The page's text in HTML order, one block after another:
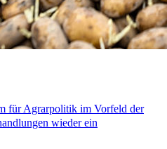
für Agrarpolitik im Vorfeld der
wieder ein